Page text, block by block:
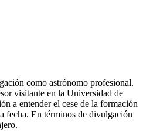
como astrónomo profesional.
visitante en la Universidad de
a entender el cese de la formación
fecha. En términos de divulgación